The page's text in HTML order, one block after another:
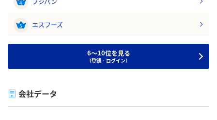
4
5 エスフーズ
6～10位を見る
（登録・ログイン）
会社データ